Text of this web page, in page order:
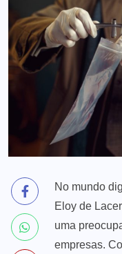
No mundo
Eloy de
uma
empresas.